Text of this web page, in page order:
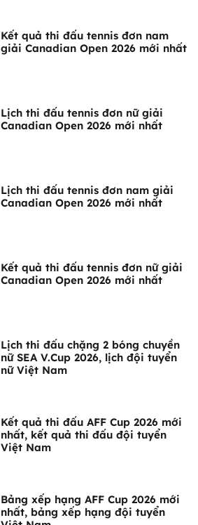
Kết quả thi đấu tennis đơn nam
giải Canadian Open 2026 mới nhất
Lịch thi đấu tennis đơn nữ giải
Canadian Open 2026 mới nhất
Lịch thi đấu tennis đơn nam giải
Canadian Open 2026 mới nhất
Kết quả thi đấu tennis đơn nữ giải
Canadian Open 2026 mới nhất
Lịch thi đấu chặng 2 bóng chuyền
nữ SEA V.Cup 2026, lịch đội tuyển
nữ Việt Nam
Kết quả thi đấu AFF Cup 2026 mới
nhất, kết quả thi đấu đội tuyển
Việt Nam
Bảng xếp hạng AFF Cup 2026 mới
nhất, bảng xếp hạng đội tuyển